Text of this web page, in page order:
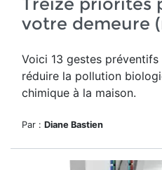
votre demeure
Voici 13 gestes
réduire la pollution
chimique à la maison.
Par : Diane Bastien